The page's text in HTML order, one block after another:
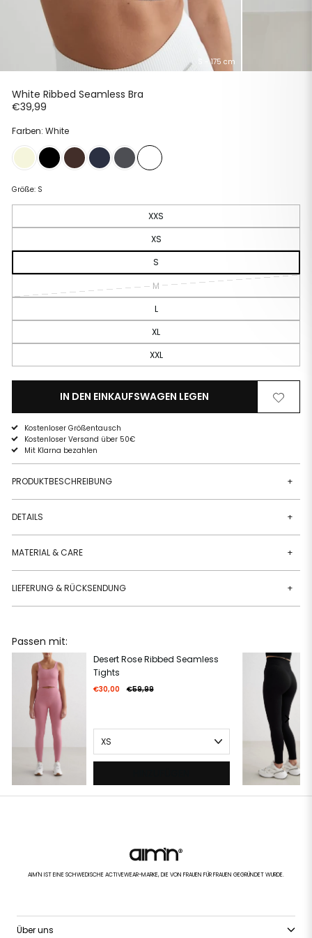
S - 175 cm
White Ribbed Seamless Bra
€39,99
Farben: White
Größe: S
XXS
XS
S
M
L
XL
XXL
IN DEN EINKAUFSWAGEN LEGEN
Zur
Von
der
Kostenloser Größentausch
Kostenloser Versand über 50€
Mit Klarna bezahlen
PRODUKTBESCHREIBUNG +
DETAILS +
MATERIAL & CARE +
LIEFERUNG & RÜCKSENDUNG +
Passen mit:
Desert Rose Ribbed Seamless
Tights
€30,00 €59,99
AIM'N IST EINE SCHWEDISCHE ACTIVEWEAR-MARKE, DIE VON FRAUEN FÜR FRAUEN GEGRÜNDET WURDE.
Über uns